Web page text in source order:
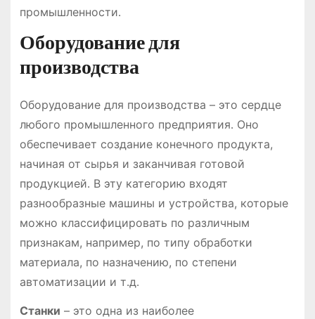
промышленности․
Оборудование для
производства
Оборудование для производства – это сердце
любого промышленного предприятия․ Оно
обеспечивает создание конечного продукта,
начиная от сырья и заканчивая готовой
продукцией․ В эту категорию входят
разнообразные машины и устройства, которые
можно классифицировать по различным
признакам, например, по типу обработки
материала, по назначению, по степени
автоматизации и т․д․
Станки – это одна из наиболее